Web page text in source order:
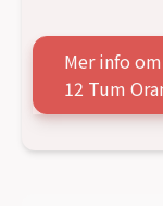
Mer info
12 Tum